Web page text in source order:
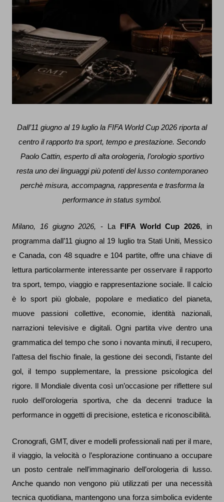
Dall’11 giugno al 19 luglio la FIFA World Cup 2026 riporta al
centro il rapporto tra sport, tempo e prestazione. Secondo
Paolo Cattin, esperto di alta orologeria, l’orologio sportivo
resta uno dei linguaggi più potenti del lusso contemporaneo
perchè misura, accompagna, rappresenta e trasforma la
performance in status symbol.
Milano, 16 giugno 2026,- La FIFA World Cup 2026, in
programma dall’11 giugno al 19 luglio tra Stati Uniti, Messico
e Canada, con 48 squadre e 104 partite, offre una chiave di
lettura particolarmente interessante per osservare il rapporto
tra sport, tempo, viaggio e rappresentazione sociale. Il calcio
è lo sport più globale, popolare e mediatico del pianeta,
muove passioni collettive, economie, identità nazionali,
narrazioni televisive e digitali. Ogni partita vive dentro una
grammatica del tempo che sono i novanta minuti, il recupero,
l’attesa del fischio finale, la gestione dei secondi, l’istante del
gol, il tempo supplementare, la pressione psicologica del
rigore. Il Mondiale diventa così un’occasione per riflettere sul
ruolo dell’orologeria sportiva, che da decenni traduce la
performance in oggetti di precisione, estetica e riconoscibilità.
Cronografi, GMT, diver e modelli professionali nati per il mare,
il viaggio, la velocità o l’esplorazione continuano a occupare
un posto centrale nell’immaginario dell’orologeria di lusso.
Anche quando non vengono più utilizzati per una necessità
tecnica quotidiana, mantengono una forza simbolica evidente